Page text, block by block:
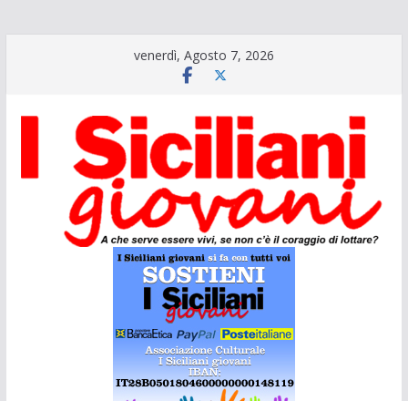
venerdì, Agosto 7, 2026